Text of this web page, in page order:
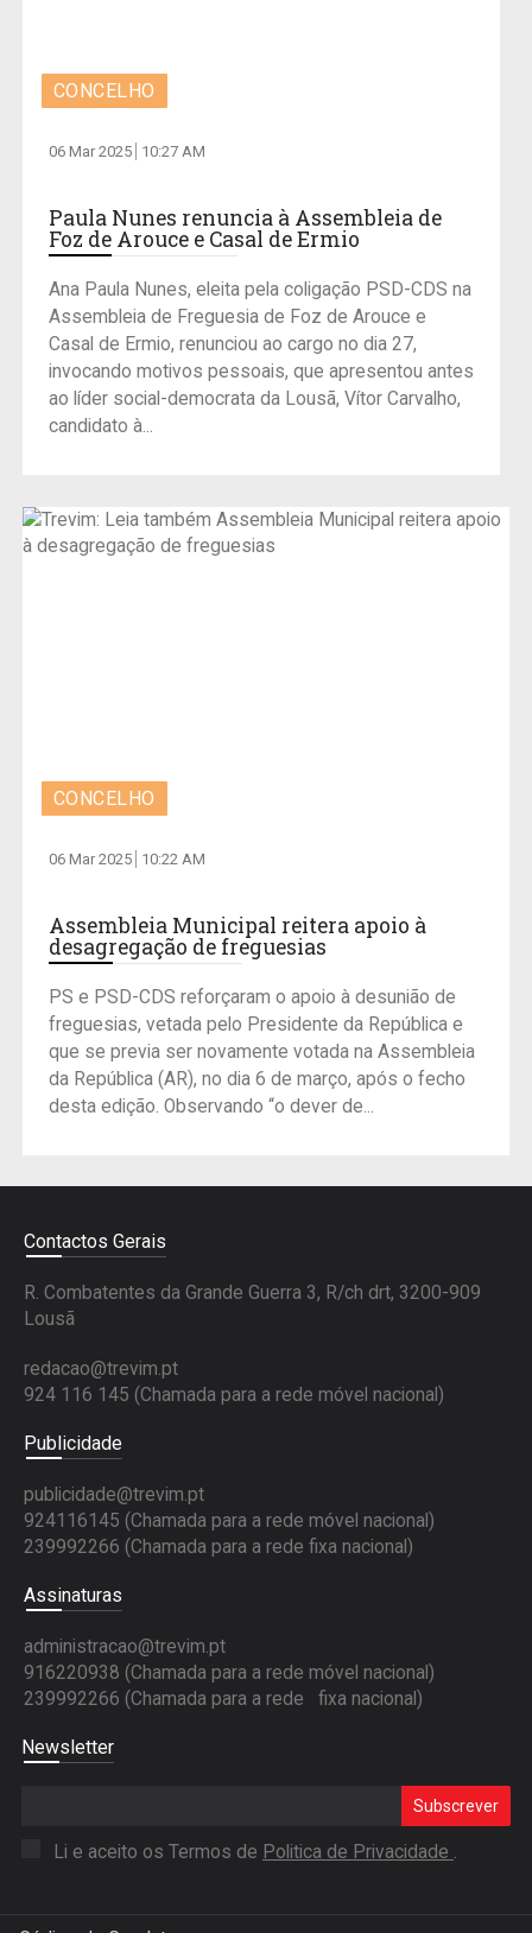
CONCELHO
06 Mar 2025 10:27 AM
Paula Nunes renuncia à Assembleia de
Foz de Arouce e Casal de Ermio
Ana Paula Nunes, eleita pela coligação PSD-CDS na
Assembleia de Freguesia de Foz de Arouce e
Casal de Ermio, renunciou ao cargo no dia 27,
invocando motivos pessoais, que apresentou antes
ao líder social-democrata da Lousã, Vítor Carvalho,
candidato à...
CONCELHO
06 Mar 2025 10:22 AM
Assembleia Municipal reitera apoio à
desagregação de freguesias
PS e PSD-CDS reforçaram o apoio à desunião de
freguesias, vetada pelo Presidente da República e
que se previa ser novamente votada na Assembleia
da República (AR), no dia 6 de março, após o fecho
desta edição. Observando “o dever de...
Contactos Gerais
R. Combatentes da Grande Guerra 3, R/ch drt, 3200-909
Lousã
redacao@trevim.pt
924 116 145 (Chamada para a rede móvel nacional)
Publicidade
publicidade@trevim.pt
924116145 (Chamada para a rede móvel nacional)
239992266 (Chamada para a rede fixa nacional)
Assinaturas
administracao@trevim.pt
916220938 (Chamada para a rede móvel nacional)
239992266 (Chamada para a rede fixa nacional)
Newsletter
Subscrever
Li e aceito os Termos de Politica de Privacidade .